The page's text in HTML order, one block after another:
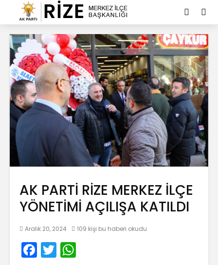
AK PARTİ RİZE MERKEZ İLÇE
YÖNETİMİ AÇILIŞA KATILDI
Aralık 20, 2024 109 kişi bu haberi okudu
F T